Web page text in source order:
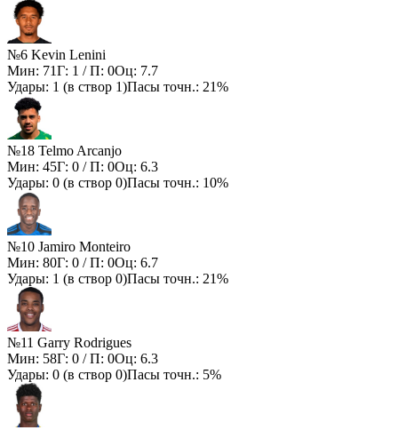
№6 Kevin Lenini
Мин: 71Г: 1 / П: 0Оц: 7.7
Удары: 1 (в створ 1)Пасы точн.: 21%
№18 Telmo Arcanjo
Мин: 45Г: 0 / П: 0Оц: 6.3
Удары: 0 (в створ 0)Пасы точн.: 10%
№10 Jamiro Monteiro
Мин: 80Г: 0 / П: 0Оц: 6.7
Удары: 1 (в створ 0)Пасы точн.: 21%
№11 Garry Rodrigues
Мин: 58Г: 0 / П: 0Оц: 6.3
Удары: 0 (в створ 0)Пасы точн.: 5%